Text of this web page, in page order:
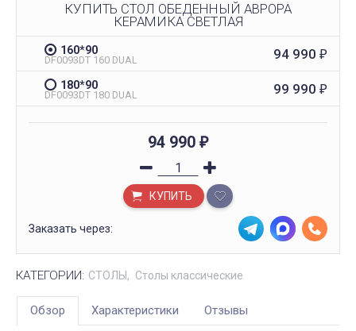
КУПИТЬ СТОЛ ОБЕДЕННЫЙ АВРОРА
КЕРАМИКА СВЕТЛАЯ
160*90
DF0093DT 160 DUAL 94 990 ₽
180*90
DF0093DT 180 DUAL 99 990 ₽
94 990 ₽
КУПИТЬ
Заказать через:
КАТЕГОРИИ: СТОЛЫ Столы классические
Обзор Характеристики Отзывы